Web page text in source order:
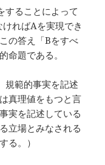
することによって
ればAを実現でき
の答え「Bをすべ
命題である。
規範的事実を記述
真理値をもつと言
実を記述している
立場とみなされる
る。）